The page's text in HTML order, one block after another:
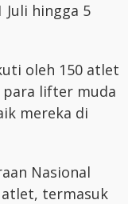
Juli hingga 5
oleh 150 atlet
para lifter muda
mereka di
Nasional
atlet, termasuk